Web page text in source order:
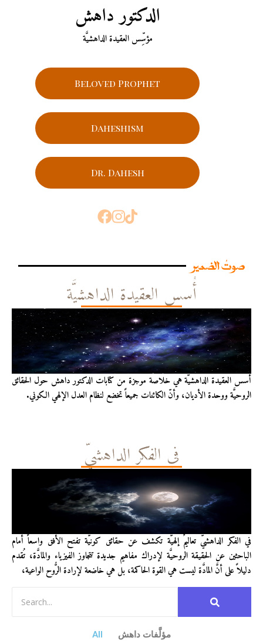
الدكتور داهش
مؤسِّس العقيدة الداهشيَّة
Beloved Prophet
Daheshism
Dr. Dahesh
صوتُ الضمير
أُسس العقيدة الداهشيَّة
أُسس العقيدة الداهشيّة هي خلاصة موجزة من كتابات الدكتور داهش حول الحقائق
الروحيَّة ووحدة الأديان، وأنّ الكائنات جميعاً تخضع لنظام العدل الإلهي الكوني.
في الفكر الداهشيّ
في الفكر الداهشيّ تعاليمٌ إلهيَّة تكشف عن حقائق كونيَّة تفتح الأفق واسعاً أمام
الباحثين عن الحقيقة الروحيَّة لإدراك مفاهيم جديدة تتجاوز الفيزياء والمادَّة، تُقدم
دليلاً على أنَّ المادَّة ليست هي القوة الحاكمة، بل هي خاضعة لإرادة الرُّوح الواعية،
All مؤلَّفات داهش